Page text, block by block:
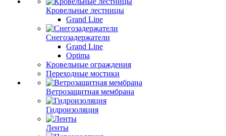
Кровельные лестницы
Grand Line
Снегозадержатели
Grand Line
Optima
Кровельные ограждения
Переходные мостики
Ветрозащитная мембрана
Гидроизоляция
Ленты